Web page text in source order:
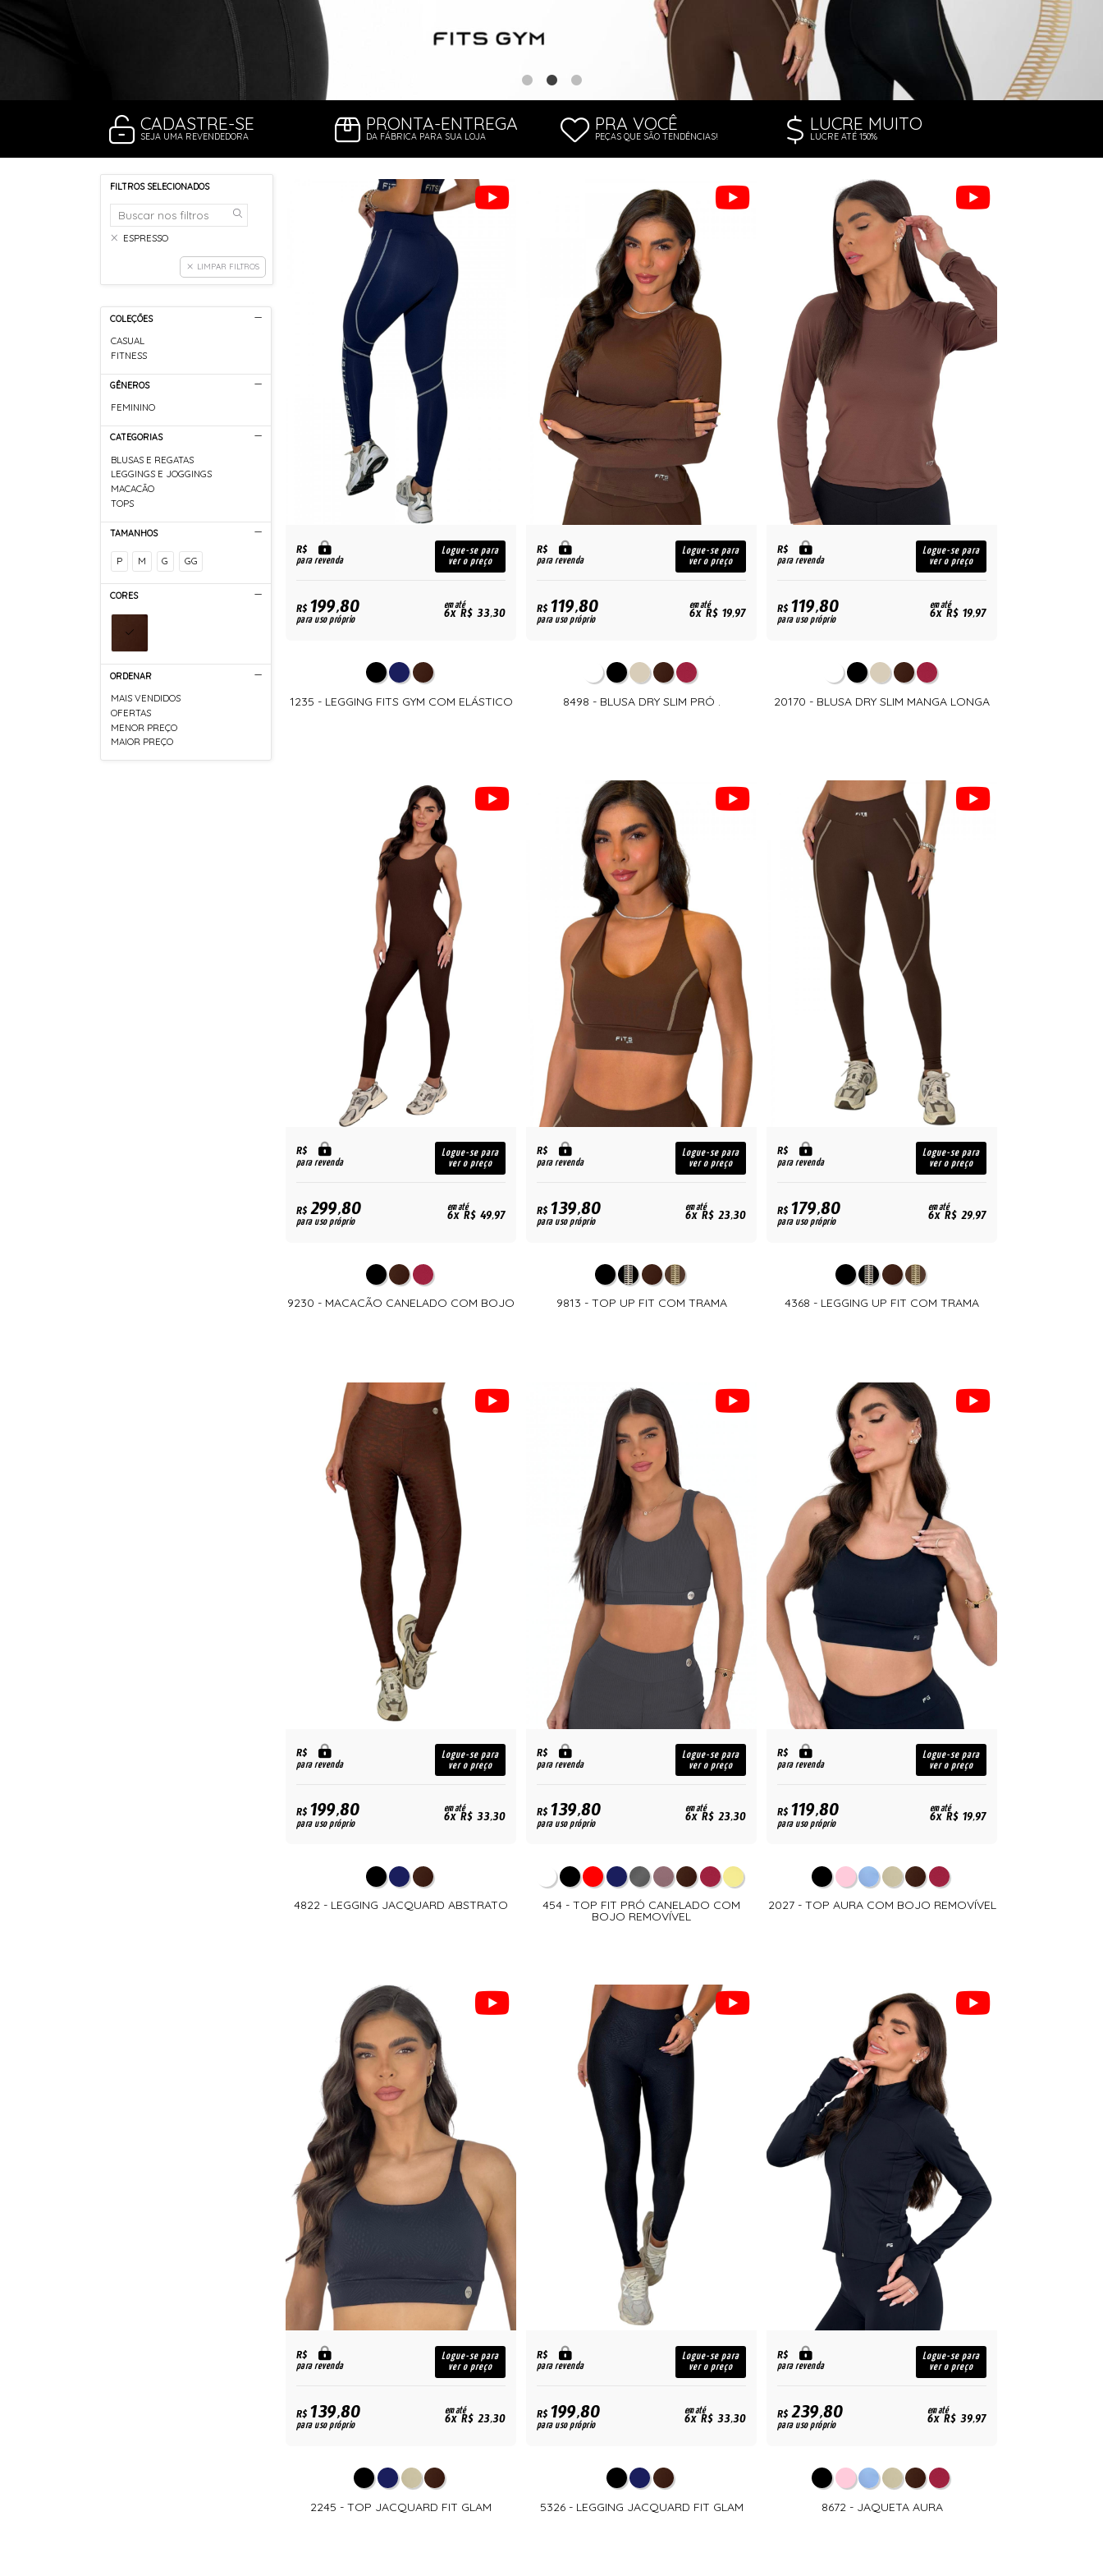
CADASTRE-SE
SEJA UMA REVENDEDORA
PRONTA-ENTREGA
DA FÁBRICA PARA SUA LOJA
PRA VOCÊ
PEÇAS QUE SÃO TENDÊNCIAS!
LUCRE MUITO
LUCRE ATÉ 150%
FILTROS SELECIONADOS
ESPRESSO
LIMPAR FILTROS
COLEÇÕES
CASUAL
FITNESS
GÊNEROS
FEMININO
CATEGORIAS
BLUSAS E REGATAS
LEGGINGS E JOGGINGS
MACACÃO
TOPS
TAMANHOS
P M G GG
CORES
ORDENAR
MAIS VENDIDOS
OFERTAS
MENOR PREÇO
MAIOR PREÇO
R$
para revenda
Logue-se para
ver o preço
R$199,80
para uso próprio
em até
6x R$ 33,30
1235 - LEGGING FITS GYM COM ELÁSTICO
R$
para revenda
Logue-se para
ver o preço
R$119,80
para uso próprio
em até
6x R$ 19,97
8498 - BLUSA DRY SLIM PRÓ .
R$
para revenda
Logue-se para
ver o preço
R$119,80
para uso próprio
em até
6x R$ 19,97
20170 - BLUSA DRY SLIM MANGA LONGA
R$
para revenda
Logue-se para
ver o preço
R$299,80
para uso próprio
em até
6x R$ 49,97
9230 - MACACÃO CANELADO COM BOJO
R$
para revenda
Logue-se para
ver o preço
R$139,80
para uso próprio
em até
6x R$ 23,30
9813 - TOP UP FIT COM TRAMA
R$
para revenda
Logue-se para
ver o preço
R$179,80
para uso próprio
em até
6x R$ 29,97
4368 - LEGGING UP FIT COM TRAMA
R$
para revenda
Logue-se para
ver o preço
R$199,80
para uso próprio
em até
6x R$ 33,30
4822 - LEGGING JACQUARD ABSTRATO
R$
para revenda
Logue-se para
ver o preço
R$139,80
para uso próprio
em até
6x R$ 23,30
454 - TOP FIT PRÓ CANELADO COM
BOJO REMOVÍVEL
R$
para revenda
Logue-se para
ver o preço
R$119,80
para uso próprio
em até
6x R$ 19,97
2027 - TOP AURA COM BOJO REMOVÍVEL
R$
para revenda
Logue-se para
ver o preço
R$139,80
para uso próprio
em até
6x R$ 23,30
2245 - TOP JACQUARD FIT GLAM
R$
para revenda
Logue-se para
ver o preço
R$199,80
para uso próprio
em até
6x R$ 33,30
5326 - LEGGING JACQUARD FIT GLAM
R$
para revenda
Logue-se para
ver o preço
R$239,80
para uso próprio
em até
6x R$ 39,97
8672 - JAQUETA AURA